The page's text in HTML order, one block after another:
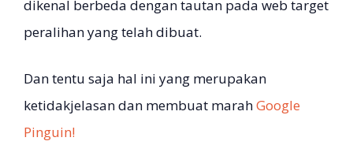
dikenal berbeda dengan tautan pada web target
peralihan yang telah dibuat.
Dan tentu saja hal ini yang merupakan
ketidakjelasan dan membuat marahGoogle
Pinguin!